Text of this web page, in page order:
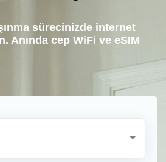
sürecinizde internet
Anında cep WiFi ve eSIM